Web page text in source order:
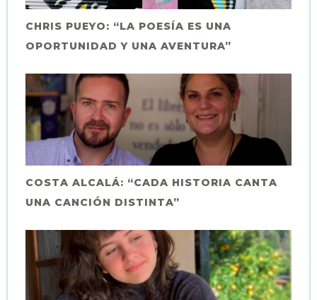
CHRIS PUEYO: “LA POESÍA ES UNA
OPORTUNIDAD Y UNA AVENTURA”
COSTA ALCALÁ: “CADA HISTORIA CANTA
UNA CANCIÓN DISTINTA”